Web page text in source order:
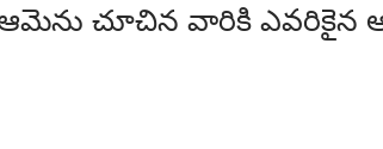
ఆమెను చూచిన వారికి